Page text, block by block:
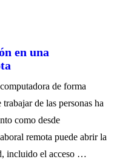
en una
de forma
de las personas ha
como desde
remota puede abrir la
incluido el acceso …